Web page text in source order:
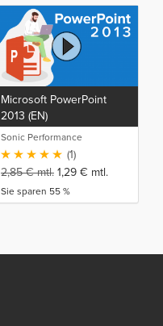
Microsoft PowerPoint
2013 (EN)
Sonic Performance
(1)
2,85€mtl. 1,29 € mtl.
Sie sparen 55 %